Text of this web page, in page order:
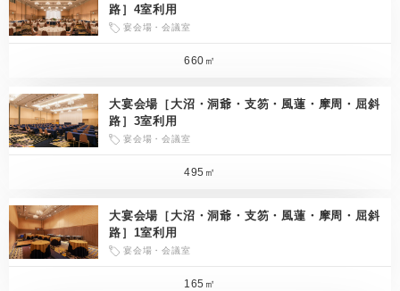
路］4室利用
宴会場・会議室
660㎡
大宴会場［大沼・洞爺・支笏・風蓮・摩周・屈斜
路］3室利用
宴会場・会議室
495㎡
大宴会場［大沼・洞爺・支笏・風蓮・摩周・屈斜
路］1室利用
宴会場・会議室
165㎡